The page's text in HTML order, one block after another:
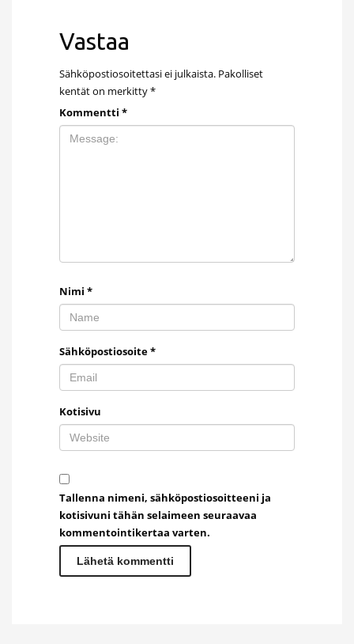
Vastaa
Sähköpostiosoitettasi ei julkaista. Pakolliset
kentät on merkitty*
Kommentti *
Nimi *
Sähköpostiosoite*
Kotisivu
Tallenna nimeni, sähköpostiosoitteeni ja
kotisivuni tähän selaimeen seuraavaa
kommentointikertaa varten.